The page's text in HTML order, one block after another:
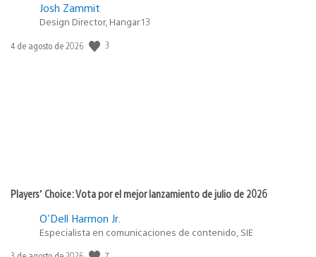
Josh Zammit
Design Director, Hangar 13
Fecha
4 de agosto de 2026 3
Players’ Choice: Vota por el mejor lanzamiento de julio de 2026
O'Dell Harmon Jr.
Especialista en comunicaciones de contenido, SIE